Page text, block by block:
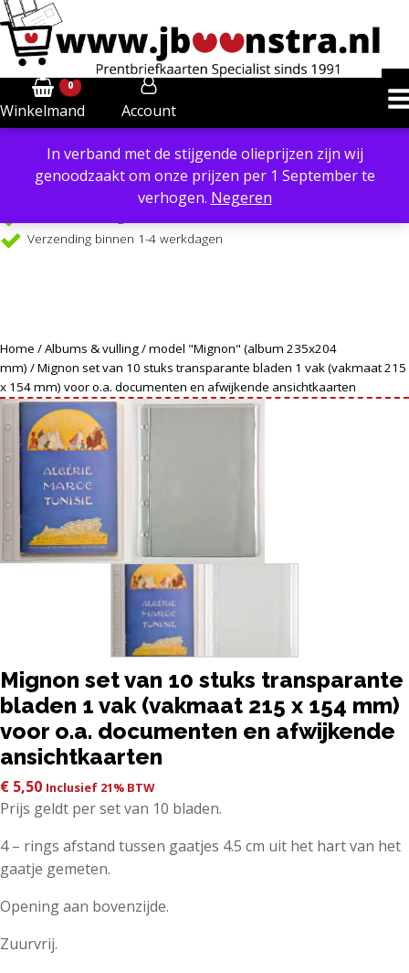
In verband met de stijgende olieprijzen zijn wij
genoodzaakt om onze prijzen per 1 September te
verhogen. Negeren
0
Winkelmand Account
Powered by Translate
Verzendkosten €6,40 in NL, €8,50 in BE
Verzending binnen 1-4 werkdagen
Home /Albums & vulling/model "Mignon" (album 235x204
mm) / Mignon set van 10 stuks transparante bladen 1 vak (vakmaat 215
x 154 mm) voor o.a. documenten en afwijkende ansichtkaarten
Mignon set van 10 stuks transparante
bladen 1 vak (vakmaat 215 x 154 mm)
voor o.a. documenten en afwijkende
ansichtkaarten
€ 5,50 Inclusief 21% BTW
Prijs geldt per set van 10 bladen.
4 – rings afstand tussen gaatjes 4.5 cm uit het hart van het
gaatje gemeten.
Opening aan bovenzijde.
Zuurvrij.